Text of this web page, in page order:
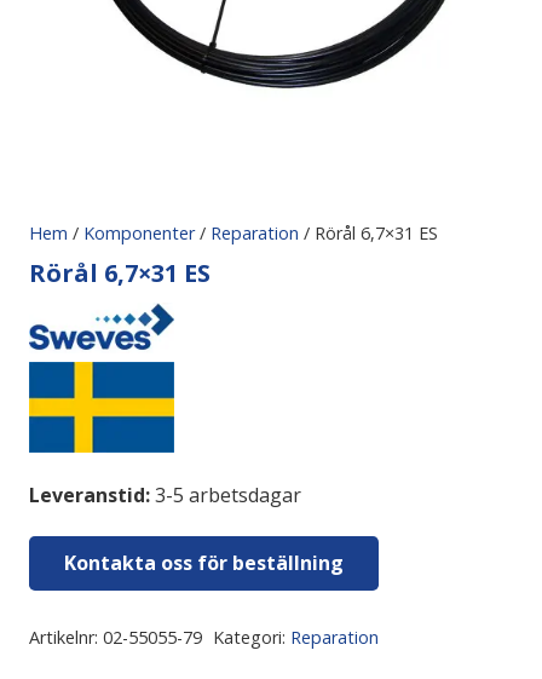
Hem / Komponenter/ Reparation / Rörål 6,7×31 ES
Rörål 6,7×31 ES
Leveranstid:3-5 arbetsdagar
Kontakta oss för beställning
Artikelnr: 02-55055-79 Kategori: Reparation